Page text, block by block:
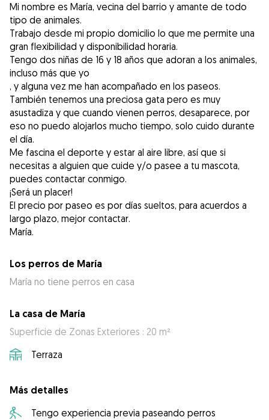
Mi nombre es María, vecina del barrio y amante de todo
tipo de animales.
Trabajo desde mi propio domicilio lo que me permite una
gran flexibilidad y disponibilidad horaria.
Tengo dos niñas de 16 y 18 años que adoran a los animales,
incluso más que yo
, y alguna vez me han acompañado en los paseos.
También tenemos una preciosa gata pero es muy
asustadiza y que cuando vienen perros, desaparece, por
eso no puedo alojarlos mucho tiempo, solo cuido durante
el día.
Me fascina el deporte y estar al aire libre, así que si
necesitas a alguien que cuide y/o pasee a tu mascota,
puedes contactar conmigo.
¡Será un placer!
El precio por paseo es por días sueltos, para acuerdos a
largo plazo, mejor contactar.
María.
Los perros de María
María no tiene perros en casa
La casa de María
Superficie de Zonas Exteriores : 20 m²
Terraza
Más detalles
Tengo experiencia previa paseando perros